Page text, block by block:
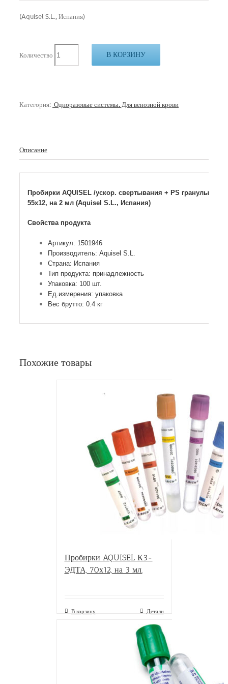
(Aquisel S.L., Испания)
Количество В КОРЗИНУ
Категория: Одноразовые системы. Для венозной крови
Описание
Пробирки AQUISEL /ускор. свертывания + PS гранулы/,
55х12, на 2 мл (Aquisel S.L., Испания)
Свойства продукта
Артикул: 1501946
Производитель: Aquisel S.L.
Страна: Испания
Тип продукта: принадлежность
Упаковка: 100 шт.
Ед.измерения: упаковка
Вес брутто: 0.4 кг
Похожие товары
Пробирки AQUISEL К3-
ЭДТА, 70х12, на 3 мл.
В корзину Детали